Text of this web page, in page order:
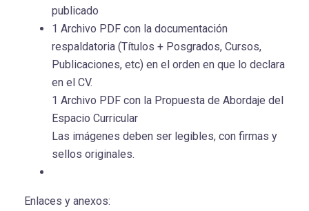
publicado
1 Archivo PDF con la documentación
respaldatoria (Títulos + Posgrados, Cursos,
Publicaciones, etc) en el orden en que lo declara
en el CV.
1 Archivo PDF con la Propuesta de Abordaje del
Espacio Curricular
Las imágenes deben ser legibles, con firmas y
sellos originales.
Enlaces y anexos: